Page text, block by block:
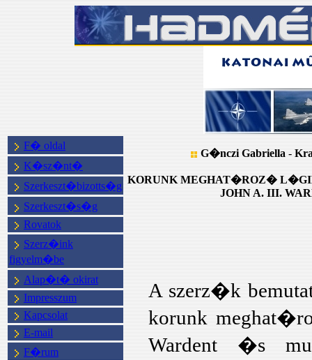
F� oldal
K�sz�nt�
Szerkeszt�bizotts�g
Szerkeszt�s�g
Rovatok
Szerz�ink
figyelm�be
Alap�t� okirat
Impresszum
Kapcsolat
E-mail
F�rum
G�nczi Gabriella-
KORUNK MEGHAT�ROZ�
JOHN A. III.
A szerz�k
korunk
Wardent �s